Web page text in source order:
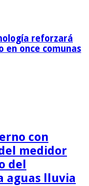
reforzará
en once comunas
con
medidor
del
aguas lluvia